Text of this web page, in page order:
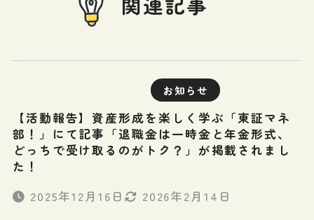
お知らせ
【活動報告】資産形成を楽しく学ぶ「東証マネ
部！」にて記事「退職金は一時金と年金形式、
どっちで受け取るのがトク？」が掲載されまし
た！
2025年12月16日
2026年2月14日